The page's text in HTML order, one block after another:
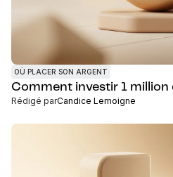
OÙ PLACER SON ARGENT
Comment investir 1 million
Rédigé parCandice Lemoigne